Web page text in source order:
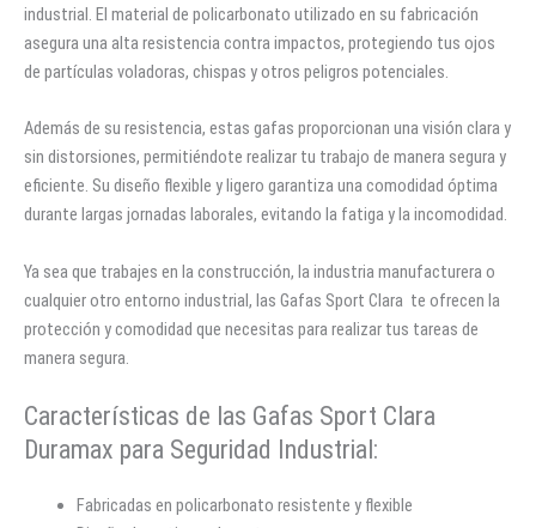
industrial. El material de policarbonato utilizado en su fabricación
asegura una alta resistencia contra impactos, protegiendo tus ojos
de partículas voladoras, chispas y otros peligros potenciales.
Además de su resistencia, estas gafas proporcionan una visión clara y
sin distorsiones, permitiéndote realizar tu trabajo de manera segura y
eficiente. Su diseño flexible y ligero garantiza una comodidad óptima
durante largas jornadas laborales, evitando la fatiga y la incomodidad.
Ya sea que trabajes en la construcción, la industria manufacturera o
cualquier otro entorno industrial, las Gafas Sport Clara te ofrecen la
protección y comodidad que necesitas para realizar tus tareas de
manera segura.
Características de las Gafas Sport Clara
Duramax para Seguridad Industrial:
Fabricadas en policarbonato resistente y flexible